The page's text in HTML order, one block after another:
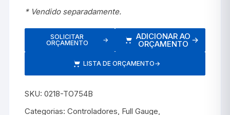
* Vendido separadamente.
SOLICITAR
ORÇAMENTO
→ ADICIONAR AO
ORÇAMENTO →
LISTA DE ORÇAMENTO→
SKU:0218-TO754B
Categorias:Controladores Full Gauge